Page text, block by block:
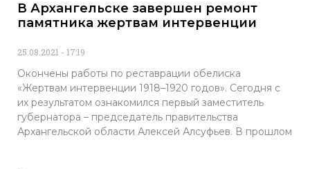
В Архангельске завершен ремонт
памятника жертвам интервенции
25.08.2021 17:19
Окончены работы по реставрации обелиска
«Жертвам интервенции 1918–1920 годов». Сегодня с
их результатом ознакомился первый заместитель
губернатора – председатель правительства
Архангельской области Алексей Алсуфьев. В прошлом